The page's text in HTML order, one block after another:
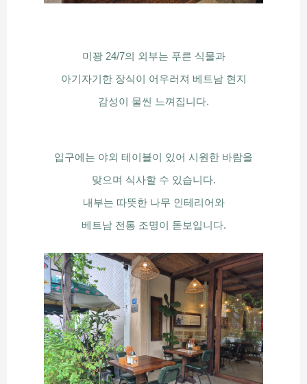
미꽝 24/7의 외부는 푸른 식물과
아기자기한 장식이 어우러져 베트남 현지
감성이 물씬 느껴집니다.
입구에는 야외 테이블이 있어 시원한 바람을
맞으며 식사할 수 있습니다.
내부는 따뜻한 나무 인테리어와
베트남 전통 조명이 돋보입니다.